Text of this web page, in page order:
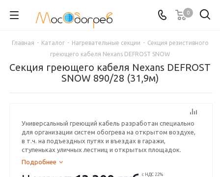
0
Главная - Каталог - Нагревательные секции - Секция резистивного
греющего кабеля Nexans DEFROST SNOW
Секция греющего кабеля Nexans DEFROST
SNOW 890/28 (31,9м)
Универсальный греющий кабель разработан специально
для организации систем обогрева на открытом воздухе,
в т.ч. на подъездных путях и въездах в гаражи,
ступеньках уличных лестниц и открытых площадок.
Подробнее
с НДС 22%